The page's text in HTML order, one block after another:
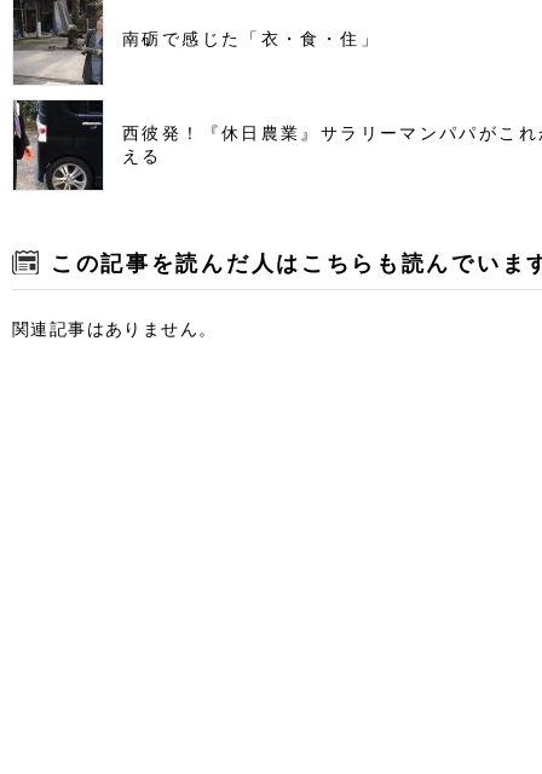
南砺で感じた「衣・食・住」
西彼発！『休日農業』サラリーマンパパがこ
える
この記事を読んだ人はこちらも読んでいま
関連記事はありません。